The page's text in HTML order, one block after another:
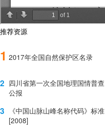
推荐资源
1 2017年全国自然保护区名录
2 四川省第一次全国地理国情普查
公报
3
《中国山脉山峰名称代码》标准
[2008]